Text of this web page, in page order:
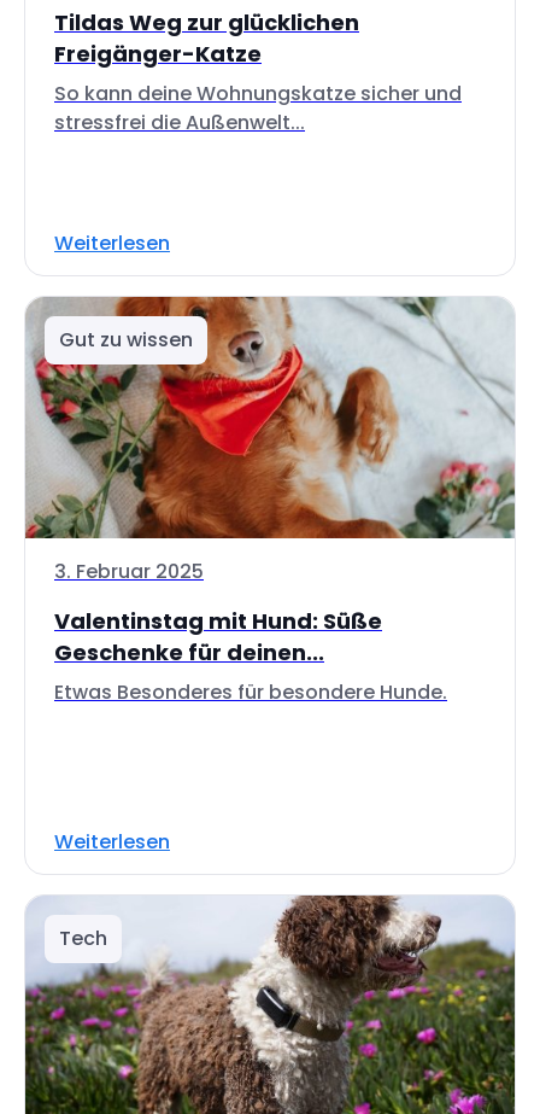
Tildas Weg zur glücklichen
Freigänger-Katze
So kann deine Wohnungskatze sicher und
stressfrei die Außenwelt...
Weiterlesen
Gut zu wissen
3. Februar 2025
Valentinstag mit Hund: Süße
Geschenke für deinen...
Etwas Besonderes für besondere Hunde.
Weiterlesen
Tech